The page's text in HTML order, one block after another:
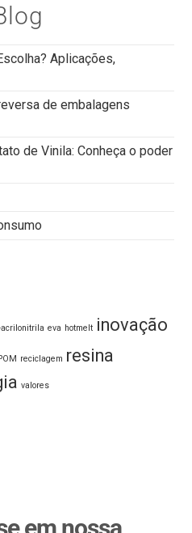
Aplicações,
de embalagens
de Vinila: Conheça o poder
eva hotmelt inovação
reciclagem resina
valores